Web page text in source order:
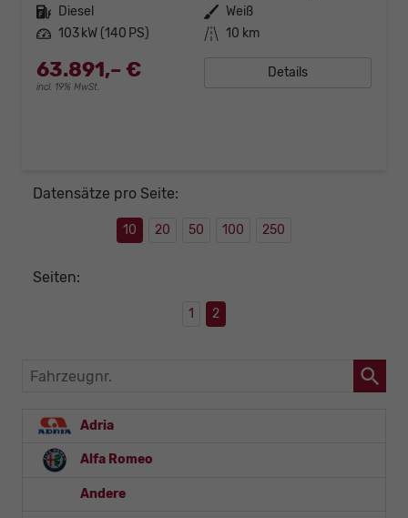
Kraftstoff Diesel Außenfarbe Weiß
Leistung 103 kW (140 PS) Kilometerstand 10 km
63.891,– €
incl. 19% MwSt.
Details
Datensätze pro Seite:
10 20 50 100 250
Seiten:
1 2
Fahrzeugnr.
Adria
Alfa Romeo
Andere